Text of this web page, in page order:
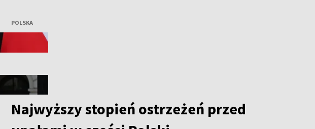
napięcia w relacjach z Ukrainą.
POLSKA
Najwyższy stopień ostrzeżeń przed